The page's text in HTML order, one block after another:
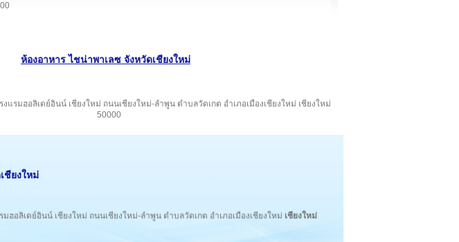
ห้องอาหาร ไชน่าพาเลซ จังหวัดเชียงใหม่
แรมฮอลิเดย์อินน์ เชียงใหม่ ถนนเชียงใหม่-ลำพูน ตำบลวัดเกต อำเภอเมืองเชียงใหม่ เชียงใหม่
50000
ชียงใหม่
มฮอลิเดย์อินน์ เชียงใหม่ ถนนเชียงใหม่-ลำพูน ตำบลวัดเกต อำเภอเมืองเชียงใหม่ เชียงใหม่